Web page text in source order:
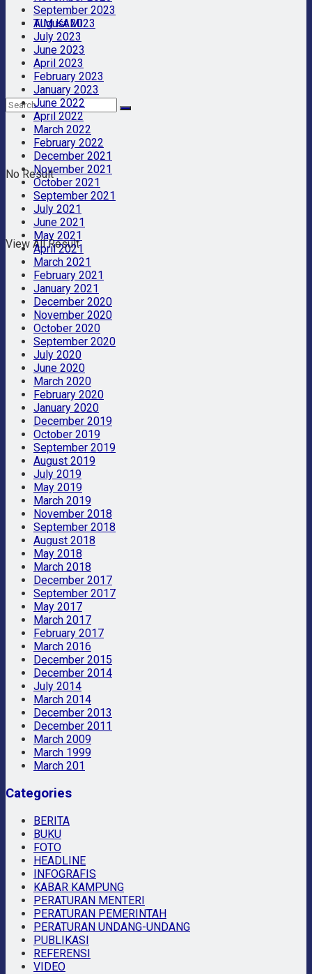
TIM KAMI
No Result
View All Result
September 2023
August 2023
July 2023
June 2023
April 2023
February 2023
January 2023
June 2022
April 2022
March 2022
February 2022
December 2021
November 2021
October 2021
September 2021
July 2021
June 2021
May 2021
April 2021
March 2021
February 2021
January 2021
December 2020
November 2020
October 2020
September 2020
July 2020
June 2020
March 2020
February 2020
January 2020
December 2019
October 2019
September 2019
August 2019
July 2019
May 2019
March 2019
November 2018
September 2018
August 2018
May 2018
March 2018
December 2017
September 2017
May 2017
March 2017
February 2017
March 2016
December 2015
December 2014
July 2014
March 2014
December 2013
December 2011
March 2009
March 1999
March 201
Categories
BERITA
BUKU
FOTO
HEADLINE
INFOGRAFIS
KABAR KAMPUNG
PERATURAN MENTERI
PERATURAN PEMERINTAH
PERATURAN UNDANG-UNDANG
PUBLIKASI
REFERENSI
VIDEO